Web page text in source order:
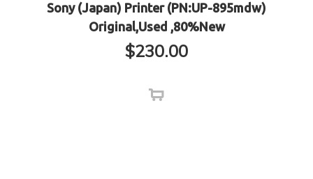
Sony (Japan) Printer (PN:UP-895mdw)
Original,Used ,80%New
$230.00